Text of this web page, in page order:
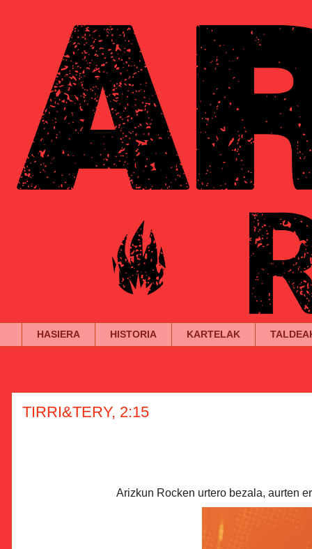
HASIERA HISTORIA KARTELAK
TIRRI&TERY, 2:15
Arizkun Rocken urtero bezala, aurten